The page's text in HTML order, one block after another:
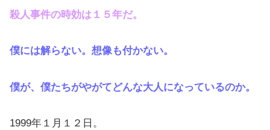
殺人事件の時効は１５年だ。
僕には解らない。想像も付かない。
僕が、僕たちがやがてどんな大人になっているのか。
1999年１月１２日。